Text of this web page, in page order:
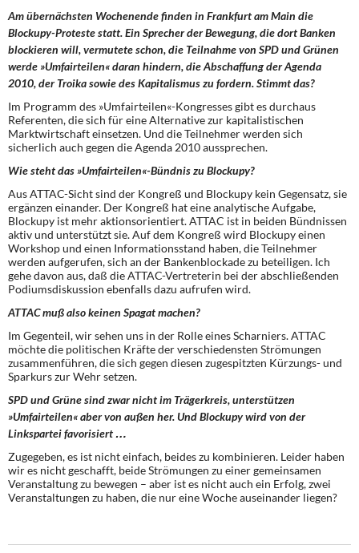
Am übernächsten Wochenende finden in Frankfurt am Main die
Blockupy-Proteste statt. Ein Sprecher der Bewegung, die dort Banken
blockieren will, vermutete schon, die Teilnahme von SPD und Grünen
werde »Umfairteilen« daran hindern, die Abschaffung der Agenda
2010, der Troika sowie des Kapitalismus zu fordern. Stimmt das?
Im Programm des »Umfairteilen«-Kongresses gibt es durchaus
Referenten, die sich für eine Alternative zur kapitalistischen
Marktwirtschaft einsetzen. Und die Teilnehmer werden sich
sicherlich auch gegen die Agenda 2010 aussprechen.
Wie steht das »Umfair­teilen«-Bündnis zu ­Blockupy?
Aus ATTAC-Sicht sind der Kongreß und Blockupy kein Gegensatz, sie
ergänzen einander. Der Kongreß hat eine analytische Aufgabe,
Blockupy ist mehr aktionsorientiert. ATTAC ist in beiden Bündnissen
aktiv und unterstützt sie. Auf dem Kongreß wird Blockupy einen
Workshop und einen Informationsstand haben, die Teilnehmer
werden aufgerufen, sich an der Bankenblockade zu beteiligen. Ich
gehe davon aus, daß die ATTAC-Vertreterin bei der abschließenden
Podiumsdiskussion ebenfalls dazu aufrufen wird.
ATTAC muß also keinen Spagat machen?
Im Gegenteil, wir sehen uns in der Rolle eines Scharniers. ATTAC
möchte die politischen Kräfte der verschiedensten Strömungen
zusammenführen, die sich gegen diesen zugespitzten Kürzungs- und
Sparkurs zur Wehr setzen.
SPD und Grüne sind zwar nicht im Trägerkreis, unterstützen
»Umfairteilen« aber von außen her. Und Blockupy wird von der
Linkspartei favorisiert …
Zugegeben, es ist nicht einfach, beides zu kombinieren. Leider haben
wir es nicht geschafft, beide Strömungen zu einer gemeinsamen
Veranstaltung zu bewegen – aber ist es nicht auch ein Erfolg, zwei
Veranstaltungen zu haben, die nur eine Woche auseinander liegen?